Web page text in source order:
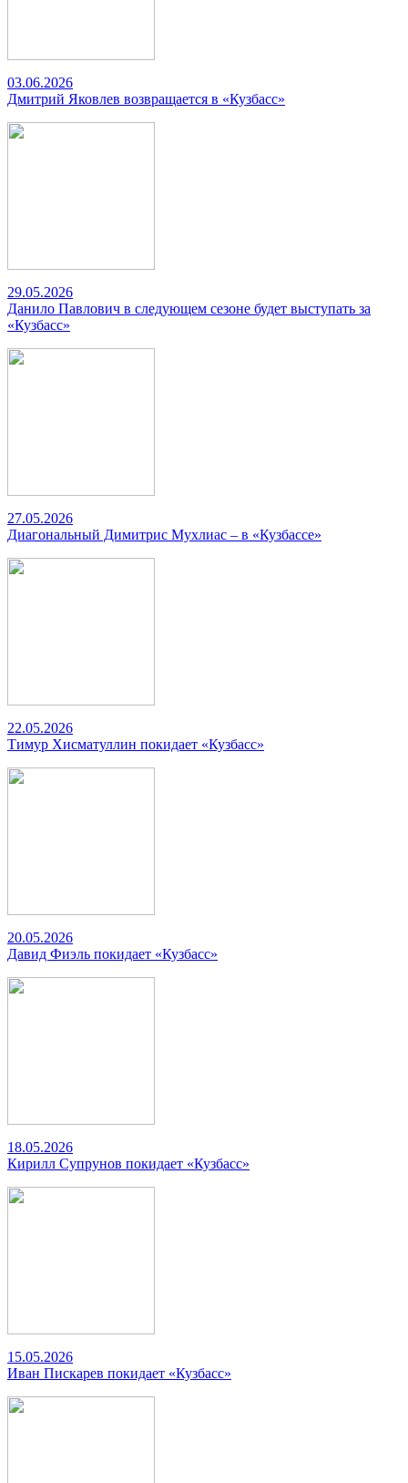
03.06.2026
Дмитрий Яковлев возвращается в «Кузбасс»
29.05.2026
Данило Павлович в следующем сезоне будет выступать за
«Кузбасс»
27.05.2026
Диагональный Димитрис Мухлиас – в «Кузбассе»
22.05.2026
Тимур Хисматуллин покидает «Кузбасс»
20.05.2026
Давид Фиэль покидает «Кузбасс»
18.05.2026
Кирилл Супрунов покидает «Кузбасс»
15.05.2026
Иван Пискарев покидает «Кузбасс»